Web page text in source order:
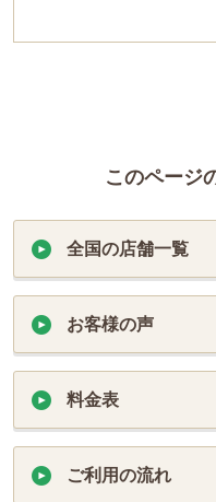
このページ
全国の店舗一覧
お客様の声
料金表
ご利用の流れ